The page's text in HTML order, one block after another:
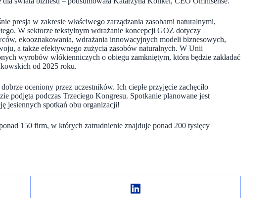
presja w zakresie właściwego zarządzania zasobami naturalnymi,
W sektorze tekstylnym wdrażanie koncepcji GOZ dotyczy
ekooznakowania, wdrażania innowacyjnych modeli biznesowych,
a także efektywnego zużycia zasobów naturalnych. W Unii
wyrobów włókienniczych o obiegu zamkniętym, która będzie zakładać
od 2025 roku.
oceniony przez uczestników. Ich ciepłe przyjęcie zachęciło
podjęta podczas Trzeciego Kongresu. Spotkanie planowane jest
jesiennych spotkań obu organizacji!
150 firm, w których zatrudnienie znajduje ponad 200 tysięcy